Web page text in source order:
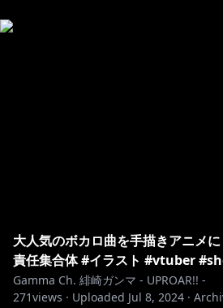
大人気のボカロ曲を手描きアニメ
責任集合体 #イラスト #vtuber
Gamma Ch. 緋崎ガンマ - UPROAR!! -
271views · Uploaded Jul 8, 2024 ·